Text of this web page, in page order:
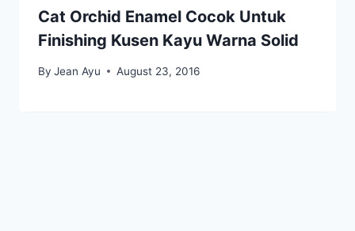
Cat Orchid Enamel Cocok Untuk
Finishing Kusen Kayu Warna Solid
By Jean Ayu August 23, 2016